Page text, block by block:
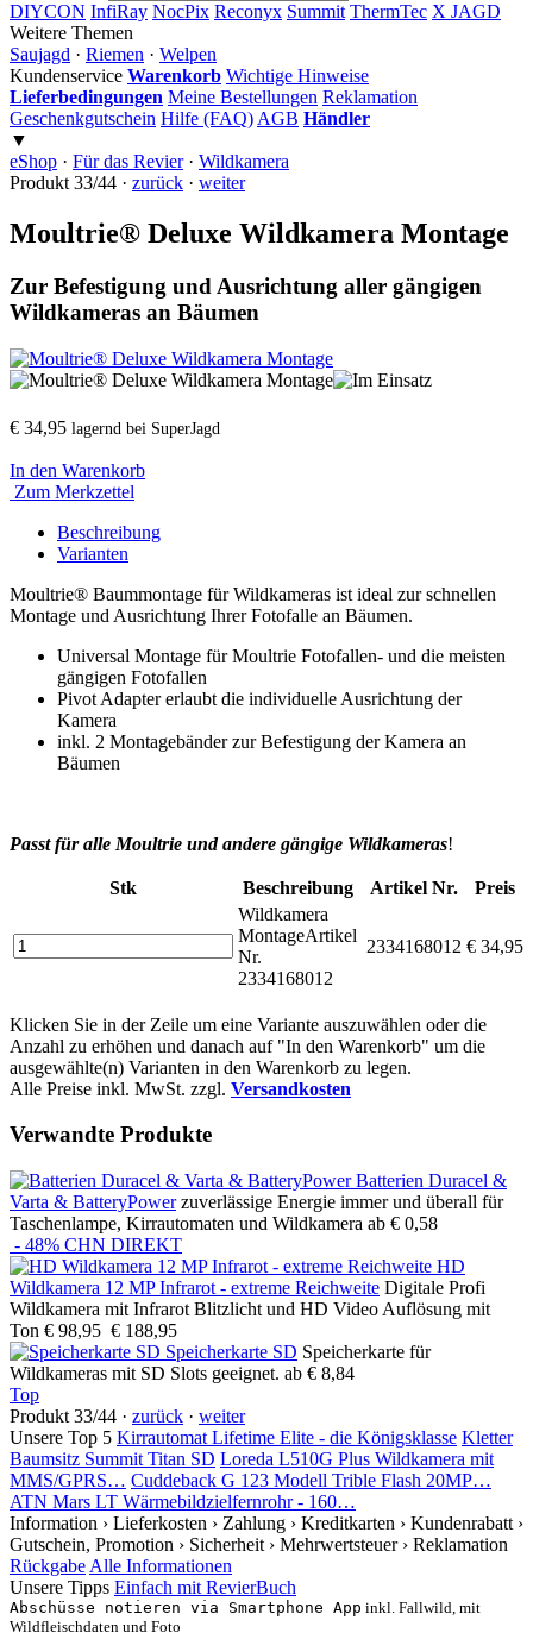
DIYCON InfiRay NocPix Reconyx Summit ThermTec X JAGD
Weitere Themen
Saujagd · Riemen · Welpen
Kundenservice Warenkorb Wichtige Hinweise
Lieferbedingungen Meine Bestellungen Reklamation
Geschenkgutschein Hilfe (FAQ) AGB Händler
▼
eShop · Für das Revier· Wildkamera
Produkt 33/44 · zurück · weiter
Moultrie® Deluxe Wildkamera Montage
Zur Befestigung und Ausrichtung aller gängigen
Wildkameras an Bäumen
€ 34,95 lagernd bei SuperJagd
In den Warenkorb
Zum Merkzettel
Beschreibung
Varianten
Moultrie® Baummontage für Wildkameras ist ideal zur schnellen
Montage und Ausrichtung Ihrer Fotofalle an Bäumen.
Universal Montage für Moultrie Fotofallen- und die meisten
gängigen Fotofallen
Pivot Adapter erlaubt die individuelle Ausrichtung der
Kamera
inkl. 2 Montagebänder zur Befestigung der Kamera an
Bäumen
Passt für alle Moultrie und andere gängige Wildkameras!
Stk Beschreibung Artikel Nr.
Preis
Wildkamera
MontageArtikel
Nr.
2334168012
2334168012 € 34,95
Klicken Sie in der Zeile um eine Variante auszuwählen oder die
Anzahl zu erhöhen und danach auf "In den Warenkorb" um die
ausgewählte(n) Varianten in den Warenkorb zu legen.
Alle Preise inkl. MwSt. zzgl. Versandkosten
Verwandte Produkte
Batterien Duracel &
Varta & BatteryPower zuverlässige Energie immer und überall für
Taschenlampe, Kirrautomaten und Wildkamera ab € 0,58
- 48% CHN DIREKT
HD
Wildkamera 12 MP Infrarot - extreme Reichweite Digitale Profi
Wildkamera mit Infrarot Blitzlicht und HD Video Auflösung mit
Ton € 98,95 € 188,95
Speicherkarte SD Speicherkarte für
Wildkameras mit SD Slots geeignet. ab € 8,84
Top
Produkt 33/44 · zurück · weiter
Unsere Top 5 Kirrautomat Lifetime Elite - die Königsklasse Kletter
Baumsitz Summit Titan SD Loreda L510G Plus Wildkamera mit
MMS/GPRS… Cuddeback G 123 Modell Trible Flash 20MP…
ATN Mars LT Wärmebildzielfernrohr - 160…
Information › Lieferkosten › Zahlung › Kreditkarten › Kundenrabatt ›
Gutschein, Promotion › Sicherheit › Mehrwertsteuer › Reklamation
Rückgabe Alle Informationen
Unsere Tipps Einfach mit RevierBuch
Abschüsse notieren via Smartphone App inkl. Fallwild, mit
Wildfleischdaten und Foto